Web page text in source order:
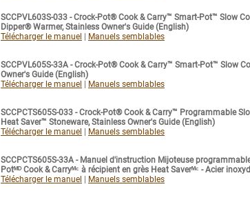
SCCPVL603S-033 - Crock-Pot® Cook & Carry™ Smart-Pot™ Slow
Dipper® Warmer, Stainless Owner's Guide (English)
Télécharger le manuel | Manuels semblables
SCCPVL605S-33A - Crock-Pot® Cook & Carry™ Smart-Pot™ Slow
Owner's Guide (English)
Télécharger le manuel
Manuels semblables
SCCPCTS605S-033 - Crock-Pot® Cook & Carry™ Programmable
Heat Saver™ Stoneware, Stainless Owner's Guide (English)
Télécharger le manuel
Manuels semblables
SCCPCTS605S-33A - Manuel d'instruction Mijoteuse
Potᴹᴰ Cook & Carryᴹᶜ à récipient en grès Heat Saverᴹᶜ - Acier
Télécharger le manuel
Manuels semblables